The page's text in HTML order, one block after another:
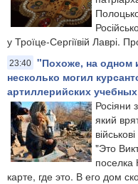
у Троїце-Сергіївій Лаврі.
23:40 "Похоже, на одном
несколько могил
артиллерийских
Росіяни
який
"Это
поселка
карте, где это. В его дом